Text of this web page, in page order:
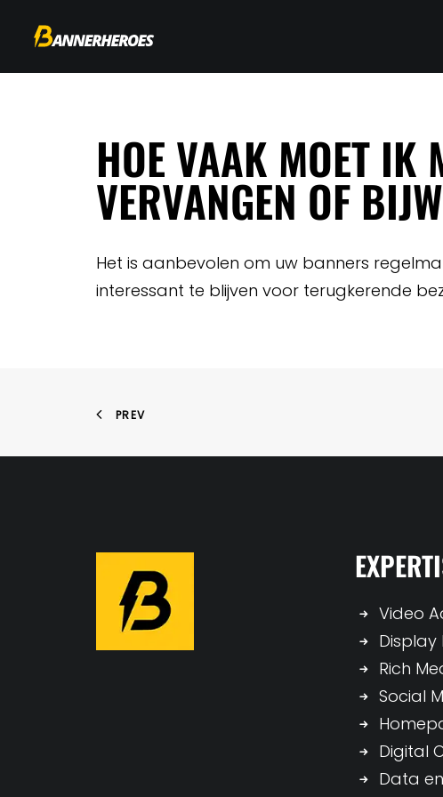
HOE VAAK MOET IK
VERVANGEN OF
Het is aanbevolen om uw banners
interessant te blijven voor terugkerende
PREV
Video
Display
Rich
Social
Digital
Data